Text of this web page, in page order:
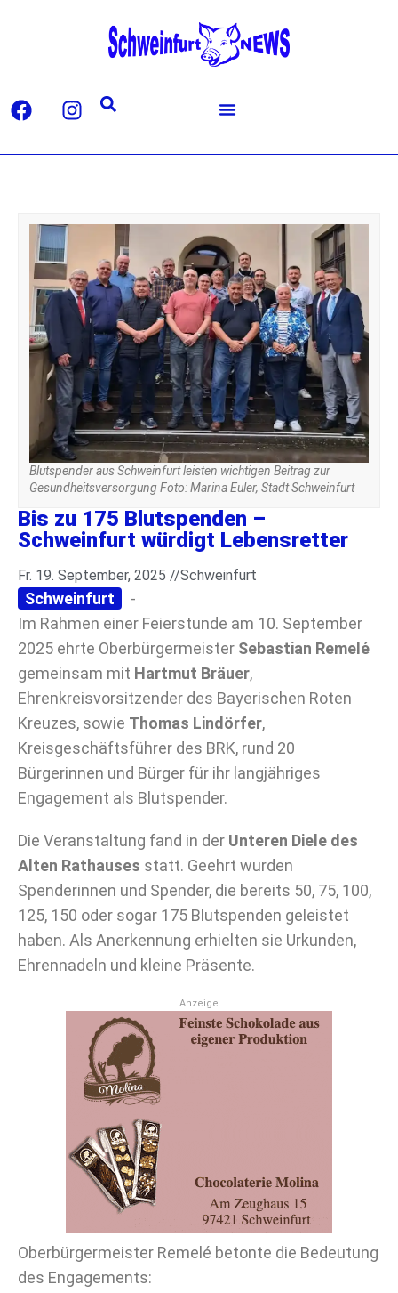
Blutspender aus Schweinfurt leisten wichtigen Beitrag zur
Gesundheitsversorgung Foto: Marina Euler, Stadt Schweinfurt
Bis zu 175 Blutspenden –
Schweinfurt würdigt Lebensretter
Fr. 19. September, 2025 //Schweinfurt
Schweinfurt
-
Im Rahmen einer Feierstunde am 10. September
2025 ehrte Oberbürgermeister Sebastian Remelé
gemeinsam mit Hartmut Bräuer,
Ehrenkreisvorsitzender des Bayerischen Roten
Kreuzes, sowie Thomas Lindörfer,
Kreisgeschäftsführer des BRK, rund 20
Bürgerinnen und Bürger für ihr langjähriges
Engagement als Blutspender.
Die Veranstaltung fand in der Unteren Diele des
Alten Rathauses statt. Geehrt wurden
Spenderinnen und Spender, die bereits 50, 75, 100,
125, 150 oder sogar 175 Blutspenden geleistet
haben. Als Anerkennung erhielten sie Urkunden,
Ehrennadeln und kleine Präsente.
Anzeige
Oberbürgermeister Remelé betonte die Bedeutung
des Engagements: